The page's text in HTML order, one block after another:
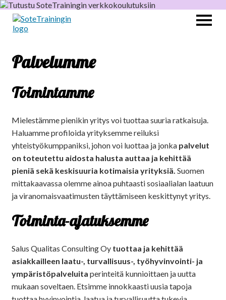
Palvelumme
Toimintamme
Mielestämme pienikin yritys voi tuottaa suuria ratkaisuja.
Haluamme profiloida yrityksemme reiluksi
yhteistyökumppaniksi, johon voi luottaa ja jonka palvelut
on toteutettu aidosta halusta auttaa ja kehittää
pieniä sekä keskisuuria kotimaisia yrityksiä. Suomen
mittakaavassa olemme ainoa puhtaasti sosiaalialan laatuun
ja viranomaisvaatimusten täyttämiseen keskittynyt yritys.
Toiminta-ajatuksemme
Salus Qualitas Consulting Oy tuottaa ja kehittää
asiakkailleen laatu-, turvallisuus-, työhyvinvointi- ja
ympäristöpalveluita perinteitä kunnioittaen ja uutta
mukaan soveltaen. Etsimme innokkaasti uusia tapoja